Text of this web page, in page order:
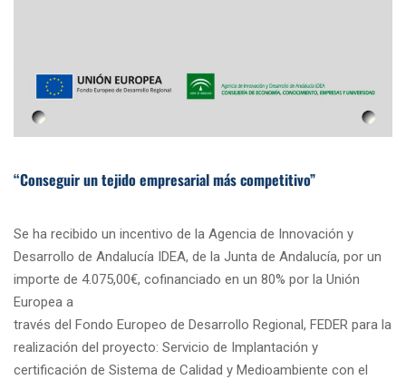
“Conseguir un tejido empresarial más competitivo”
Se ha recibido un incentivo de la Agencia de Innovación y
Desarrollo de Andalucía IDEA, de la Junta de Andalucía, por un
importe de 4.075,00€, cofinanciado en un 80% por la Unión
Europea a
través del Fondo Europeo de Desarrollo Regional, FEDER para la
realización del proyecto: Servicio de Implantación y
certificación de Sistema de Calidad y Medioambiente con el